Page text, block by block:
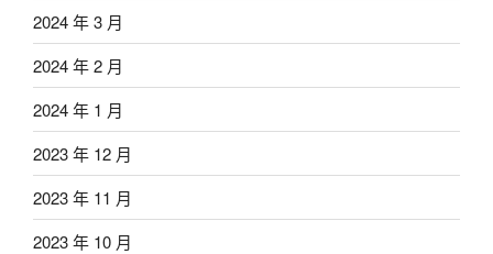
2024 年 3 月
2024 年 2 月
2024 年 1 月
2023 年 12 月
2023 年 11 月
2023 年 10 月